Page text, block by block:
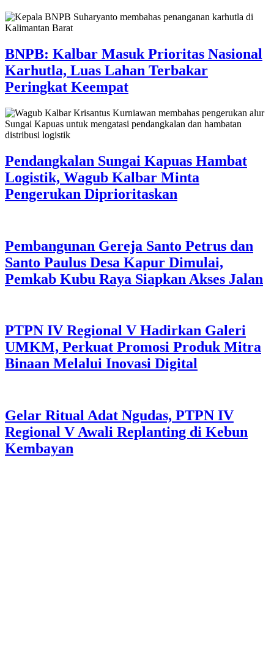
BNPB: Kalbar Masuk Prioritas Nasional
Karhutla, Luas Lahan Terbakar
Peringkat Keempat
Pendangkalan Sungai Kapuas Hambat
Logistik, Wagub Kalbar Minta
Pengerukan Diprioritaskan
Pembangunan Gereja Santo Petrus dan
Santo Paulus Desa Kapur Dimulai,
Pemkab Kubu Raya Siapkan Akses Jalan
PTPN IV Regional V Hadirkan Galeri
UMKM, Perkuat Promosi Produk Mitra
Binaan Melalui Inovasi Digital
Gelar Ritual Adat Ngudas, PTPN IV
Regional V Awali Replanting di Kebun
Kembayan